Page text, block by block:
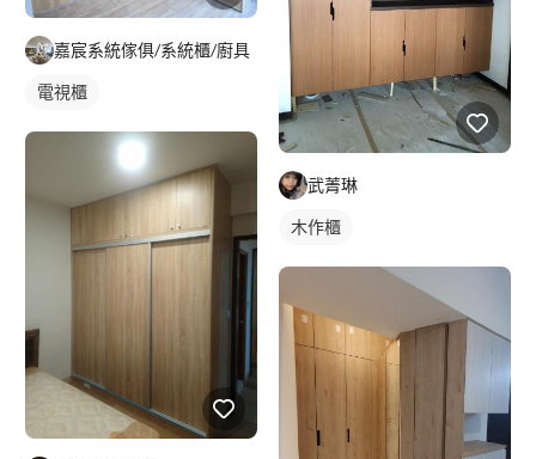
嘉宸系統傢俱/系統櫃/廚具
電視櫃
武菁琳
木作櫃